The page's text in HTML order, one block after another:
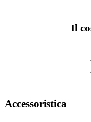
Il
Accessoristica